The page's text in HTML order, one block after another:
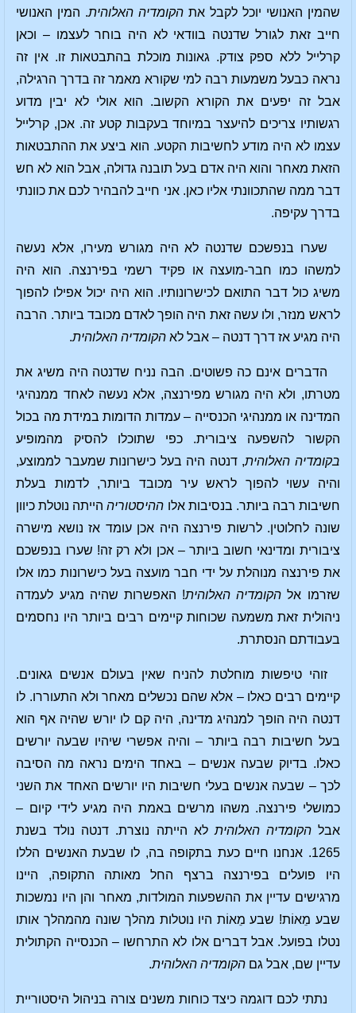
שהמין האנושי יוכל לקבל את הקומדיה האלוהית. המין האנושי
חייב זאת לגורל שדנטה בוודאי לא היה בוחר לעצמו – וכאן
קרלייל ללא ספק צודק. גאונות מוכלת בהתבטאות זו. אין זה
נראה כבעל משמעות רבה למי שקורא מאמר זה בדרך הרגילה,
אבל זה יפעים את הקורא הקשוב. הוא אולי לא יבין מדוע
רגשותיו צריכים להיעצר במיוחד בעקבות קטע זה. אכן, קרלייל
עצמו לא היה מודע לחשיבות הקטע. הוא ביצע את ההתבטאות
הזאת מאחר והוא היה אדם בעל תובנה גדולה, אבל הוא לא חש
דבר ממה שהתכוונתי אליו כאן. אני חייב להבהיר לכם את כוונתי
בדרך עקיפה.
שערו בנפשכם שדנטה לא היה מגורש מעירו, אלא נעשה
למשהו כמו חבר-מועצה או פקיד רשמי בפירנצה. הוא היה
משיג כול דבר התואם לכישרונותיו. הוא היה יכול אפילו להפוך
לראש מנזר, ולו עשה זאת היה הופך לאדם מכובד ביותר. הרבה
היה מגיע אז דרך דנטה – אבל לאהקומדיה האלוהית.
הדברים אינם כה פשוטים. הבה נניח שדנטה היה משיג את
מטרתו, ולא היה מגורש מפירנצה, אלא נעשה לאחד ממנהיגי
המדינה או ממנהיגי הכנסייה – עמדות הדומות במידת מה בכול
הקשור להשפעה ציבורית. כפי שתוכלו להסיק מהמופיע
בקומדיה האלוהית, דנטה היה בעל כישרונות שמעבר לממוצע,
והיה עשוי להפוך לראש עיר מכובד ביותר, לדמות בעלת
חשיבות רבה ביותר. בנסיבות אלו ההיסטוריההייתה נוטלת כיוון
שונה לחלוטין. לרשות פירנצה היה אכן עומד אז נושא מישרה
ציבורית ומדינאי חשוב ביותר – אכן ולא רק זה! שערו בנפשכם
את פירנצה מנוהלת על ידי חבר מועצה בעל כישרונות כמו אלו
שזרמו אלהקומדיה האלוהית! האפשרות שהיה מגיע לעמדה
ניהולית זאת משמעה שכוחות קיימים רבים ביותר היו נחסמים
בעבודתם הנסתרת.
זוהי טיפשות מוחלטת להניח שאין בעולם אנשים גאונים.
קיימים רבים כאלו – אלא שהם נכשלים מאחר ולא התעוררו. לו
דנטה היה הופך למנהיג מדינה, היה קם לו יורש שהיה אף הוא
בעל חשיבות רבה ביותר – והיה אפשרי שיהיו שבעה יורשים
כאלו. בדיוק שבעה אנשים – באחד הימים נראה מה הסיבה
לכך – שבעה אנשים בעלי חשיבות היו יורשים האחד את השני
כמושלי פירנצה. משהו מרשים באמת היה מגיע לידי קיום –
אבלהקומדיה האלוהית לא הייתה נוצרת. דנטה נולד בשנת
1265. אנחנו חיים כעת בתקופה בה, לו שבעת האנשים הללו
היו פועלים בפירנצה ברצף החל מאותה התקופה, היינו
מרגישים עדיין את ההשפעות המולדות, מאחר והן היו נמשכות
שבע מֵאוֹת! שבע מֵאוֹת היו נוטלות מהלך שונה מהמהלך אותו
נטלו בפועל. אבל דברים אלו לא התרחשו – הכנסייה הקתולית
עדיין שם, אבל גםהקומדיה האלוהית.
נתתי לכם דוגמה כיצד כוחות משנים צורה בניהול היסטוריית